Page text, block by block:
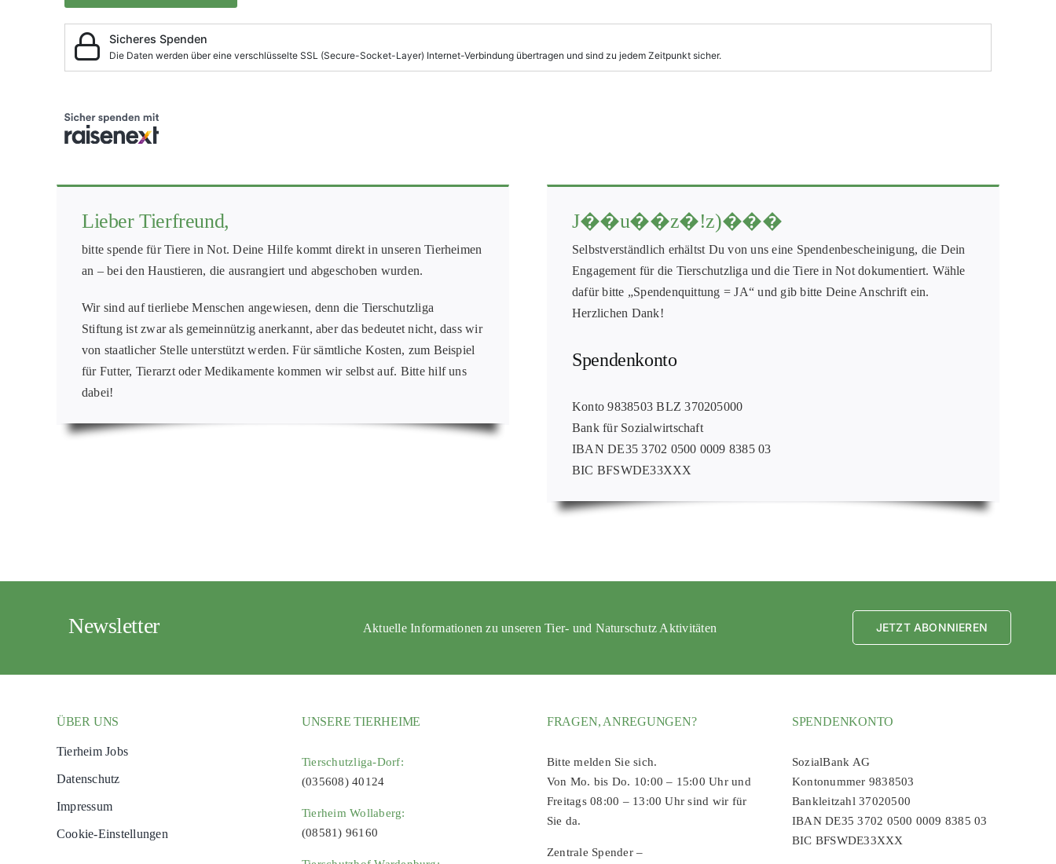
Lieber Tierfreund,
bitte spende für Tiere in Not. Deine Hilfe kommt direkt in unseren Tierheimen
an – bei den Haustieren, die ausrangiert und abgeschoben wurden.
Wir sind auf tierliebe Menschen angewiesen, denn die Tierschutzliga
Stiftung ist zwar als gemeinnützig anerkannt, aber das bedeutet nicht, dass wir
von staatlicher Stelle unterstützt werden. Für sämtliche Kosten, zum Beispiel
für Futter, Tierarzt oder Medikamente kommen wir selbst auf. Bitte hilf uns
dabei!
J��u��z�!z)���
Selbstverständlich erhältst Du von uns eine Spendenbescheinigung, die Dein
Engagement für die Tierschutzliga und die Tiere in Not dokumentiert. Wähle
dafür bitte „Spendenquittung = JA“ und gib bitte Deine Anschrift ein.
Herzlichen Dank!
Spendenkonto
Konto 9838503 BLZ 370205000
Bank für Sozialwirtschaft
IBAN DE35 3702 0500 0009 8385 03
BIC BFSWDE33XXX
Newsletter Aktuelle Informationen zu unseren Tier- und Naturschutz Aktivitäten JETZT ABONNIEREN
ÜBER UNS
Tierheim Jobs
Datenschutz
Impressum
Cookie-Einstellungen
UNSERE TIERHEIME
Tierschutzliga-Dorf:
(035608) 40124
Tierheim Wollaberg:
(08581) 96160
FRAGEN, ANREGUNGEN?
Bitte melden Sie sich.
Von Mo. bis Do. 10:00 – 15:00 Uhr und
Freitags 08:00 – 13:00 Uhr sind wir für
Sie da.
Zentrale Spender –
SPENDENKONTO
SozialBank AG
Kontonummer 9838503
Bankleitzahl 37020500
IBAN DE35 3702 0500 0009 8385 03
BIC BFSWDE33XXX